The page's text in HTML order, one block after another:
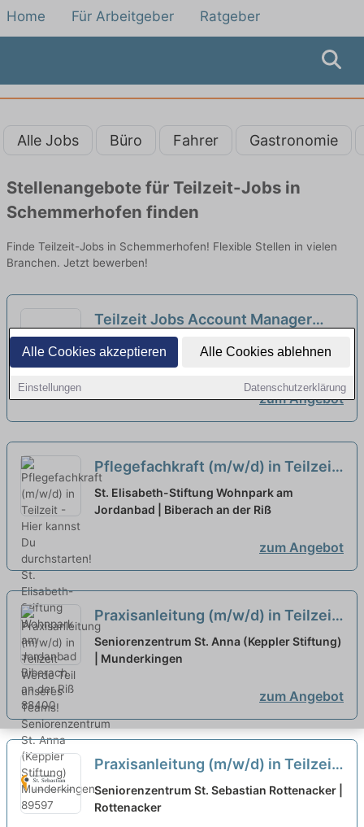
Alle Cookies akzeptieren Alle Cookies ablehnen
Einstellungen Datenschutzerklärung
Home Für Arbeitgeber Ratgeber
Alle Jobs Büro Fahrer Gastronomie
Stellenangebote für Teilzeit-Jobs in
Schemmerhofen finden
Finde Teilzeit-Jobs in Schemmerhofen! Flexible Stellen in vielen
Branchen. Jetzt bewerben!
Teilzeit Jobs Account Manager
Beimerstetten - Teilzeitangebote
entdecken neu
Universität Ulm Rektoramt SR-1 | Ulm
zum Angebot
Pflegefachkraft (m/w/d) in Teilzeit
- Hier kannst Du durchstarten!
St. Elisabeth-Stiftung Wohnpark am
Jordanbad | Biberach an der Riß
zum Angebot
Praxisanleitung (m/w/d) in Teilzeit
- Werde Teil unseres Teams! neu
Seniorenzentrum St. Anna (Keppler Stiftung)
| Munderkingen
zum Angebot
Praxisanleitung (m/w/d) in Teilzeit
- Ein Arbeitsplatz in einer
familiären Arbeitsatmosphäre!
Seniorenzentrum St. Sebastian Rottenacker |
Rottenacker